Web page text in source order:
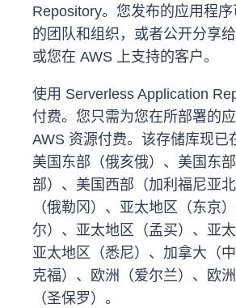
Repository。您发布的应用程
的团队和组织，或者公开分享
或您在 AWS 上支持的客户。
使用 Serverless Application
付费。您只需为您在所部署的
AWS 资源付费。该存储库现已
美国东部（俄亥俄）、美国东
部）、美国西部（加利福尼亚
（俄勒冈）、亚太地区（东京
尔）、亚太地区（孟买）、亚
亚太地区（悉尼）、加拿大（
克福）、欧洲（爱尔兰）、欧
（圣保罗）。